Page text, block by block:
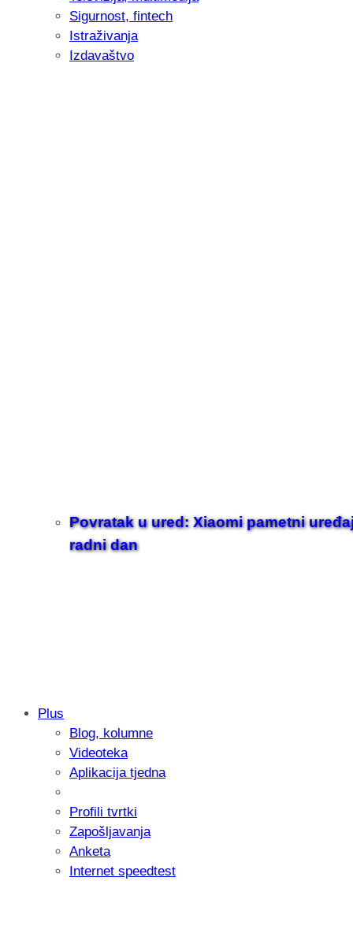
Sigurnost, fintech
Istraživanja
Izdavaštvo
Povratak u ured: Xiaomi pametni
radni dan
Samsung otkrio kako je nastajala
donijelo tanje i izdržljivije preklopne
Plus
Blog, kolumne
Videoteka
Aplikacija tjedna
Profili tvrtki
Zapošljavanja
Anketa
Internet speedtest